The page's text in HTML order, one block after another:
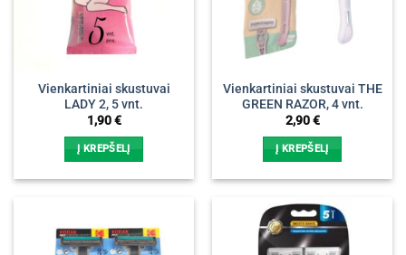
Vienkartiniai skustuvai
LADY 2, 5 vnt.
1,90€
Į KREPŠELĮ
Vienkartiniai skustuvai THE
GREEN RAZOR, 4 vnt.
2,90€
Į KREPŠELĮ